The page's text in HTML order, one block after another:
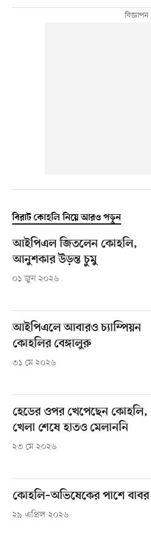
বিরাট কোহলি নিয়ে আরও পড়ুন
আইপিএল জিতলেন কোহলি,
আনুশকার উড়ন্ত চুমু
০১ জুন ২০২৬
আইপিএলে আবারও চ্যাম্পিয়ন
কোহলির বেঙ্গালুরু
৩১ মে ২০২৬
হেডের ওপর খেপেছেন কোহলি,
খেলা শেষে হাতও মেলাননি
২৩ মে ২০২৬
কোহলি–অভিষেকের পাশে বাবর
২৯ এপ্রিল ২০২৬